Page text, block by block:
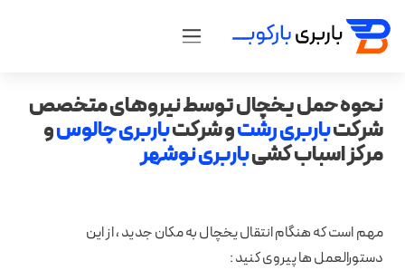
نحوه حمل یخچال توسط نیروهای متخصص
شرکتباربری رشتو شرکتباربری چالوسو
مرکز اسباب کشیباربری نوشهر
مهم است که هنگام انتقال یخچال به مکان جدید ، از این
دستورالعمل ها پیروی کنید :